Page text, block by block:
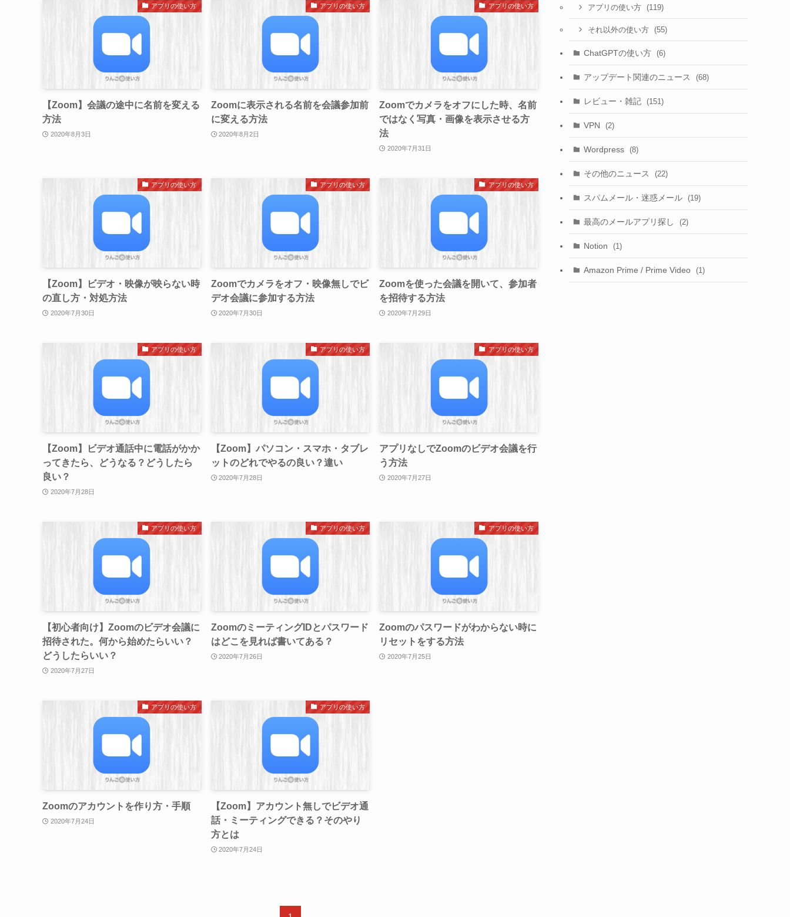
アプリの使い方
【Zoom】会議の途中に名前を変える
方法
2020年8月3日
アプリの使い方
Zoomに表示される名前を会議参加前
に変える方法
2020年8月2日
アプリの使い方
Zoomでカメラをオフにした時、名前
ではなく写真・画像を表示させる方
法
2020年7月31日
アプリの使い方
【Zoom】ビデオ・映像が映らない時
の直し方・対処方法
2020年7月30日
アプリの使い方
Zoomでカメラをオフ・映像無しでビ
デオ会議に参加する方法
2020年7月30日
アプリの使い方
Zoomを使った会議を開いて、参加者
を招待する方法
2020年7月29日
アプリの使い方
【Zoom】ビデオ通話中に電話がかか
ってきたら、どうなる？どうしたら
良い？
2020年7月28日
アプリの使い方
【Zoom】パソコン・スマホ・タブレ
ットのどれでやるの良い？違い
2020年7月28日
アプリの使い方
アプリなしでZoomのビデオ会議を行
う方法
2020年7月27日
アプリの使い方
【初心者向け】Zoomのビデオ会議に
招待された。何から始めたらいい？
どうしたらいい？
2020年7月27日
アプリの使い方
ZoomのミーティングIDとパスワード
はどこを見れば書いてある？
2020年7月26日
アプリの使い方
Zoomのパスワードがわからない時に
リセットをする方法
2020年7月25日
アプリの使い方
Zoomのアカウントを作り方・手順
2020年7月24日
アプリの使い方
【Zoom】アカウント無しでビデオ通
話・ミーティングできる？そのやり
方とは
2020年7月24日
アプリの使い方 (119)
それ以外の使い方 (55)
ChatGPTの使い方 (6)
アップデート関連のニュース (68)
レビュー・雑記 (151)
VPN (2)
Wordpress (8)
その他のニュース (22)
スパムメール・迷惑メール (19)
最高のメールアプリ探し (2)
Notion (1)
Amazon Prime / Prime Video (1)